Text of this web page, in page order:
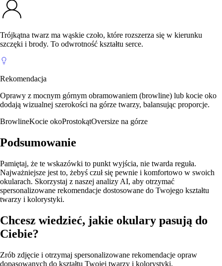
Trójkątna twarz ma wąskie czoło, które rozszerza się w kierunku
szczęki i brody. To odwrotność kształtu serce.
Rekomendacja
Oprawy z mocnym górnym obramowaniem (browline) lub kocie oko
dodają wizualnej szerokości na górze twarzy, balansując proporcje.
BrowlineKocie okoProstokątOversize na górze
Podsumowanie
Pamiętaj, że te wskazówki to punkt wyjścia, nie twarda reguła.
Najważniejsze jest to, żebyś czuł się pewnie i komfortowo w swoich
okularach. Skorzystaj z naszej analizy AI, aby otrzymać
spersonalizowane rekomendacje dostosowane do Twojego kształtu
twarzy i kolorystyki.
Chcesz wiedzieć, jakie okulary pasują do
Ciebie?
Zrób zdjęcie i otrzymaj spersonalizowane rekomendacje opraw
dopasowanych do kształtu Twojej twarzy i kolorystyki.